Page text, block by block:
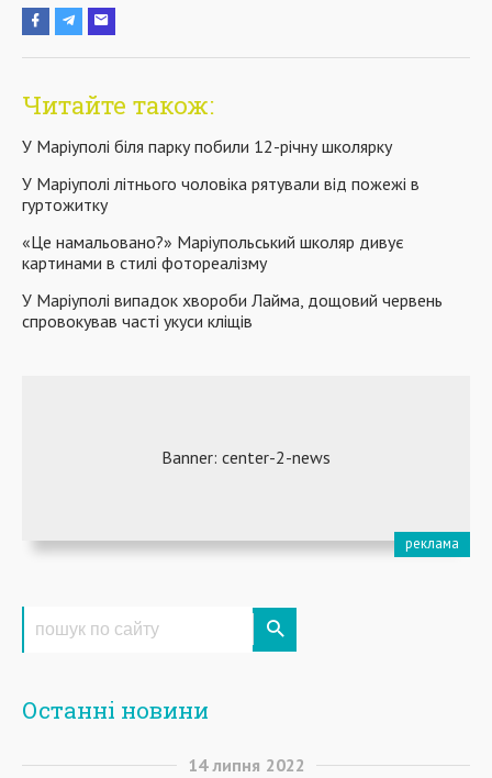
Читайте також:
У Маріуполі біля парку побили 12-річну школярку
У Маріуполі літнього чоловіка рятували від пожежі в
гуртожитку
«Це намальовано?» Маріупольський школяр дивує
картинами в стилі фотореалізму
У Маріуполі випадок хвороби Лайма, дощовий червень
спровокував часті укуси кліщів
Останні новини
14 липня 2022